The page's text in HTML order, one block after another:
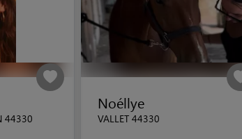
44330
Noéllye
VALLET 44330